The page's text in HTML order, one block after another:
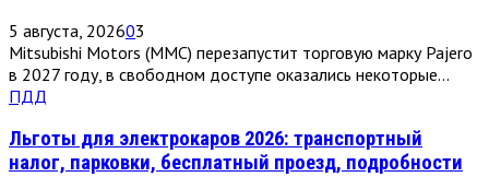
5 августа, 202603
Mitsubishi Motors (MMC) перезапустит торговую марку Pajero
в 2027 году, в свободном доступе оказались некоторые...
ПДД
Льготы для электрокаров 2026: транспортный
налог, парковки, бесплатный проезд, подробности